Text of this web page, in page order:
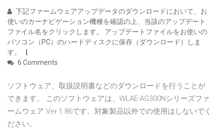
下記ファームウェアアップデータのダウンロードにおいて、お
使いのカーナビゲーション機種を確認の上、当該のアップデート
ファイル名をクリックします。 アップデートファイルをお使いの
パソコン（PC）のハードディスクに保存（ダウンロード）しま
す。
6 Comments
ソフトウェア、取扱説明書などのダウンロードを行うことが
できます。 このソフトウェアは、WLAE-AG300Nシリーズファ
ームウェア Ver.1.86です。対象製品以外での使用はしないでく
ださい。